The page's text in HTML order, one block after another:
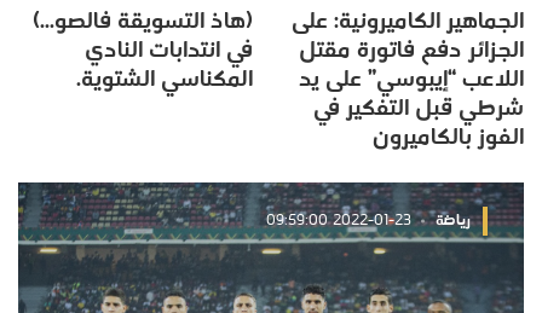
الجماهير الكاميرونية: على
الجزائر دفع فاتورة مقتل
اللاعب “إيبوسي” على يد
شرطي قبل التفكير في
الفوز بالكاميرون
(هاذ التسويقة فالصو...)
في انتدابات النادي
المكناسي الشتوية.
رياضة 2022-01-23 09:59:00